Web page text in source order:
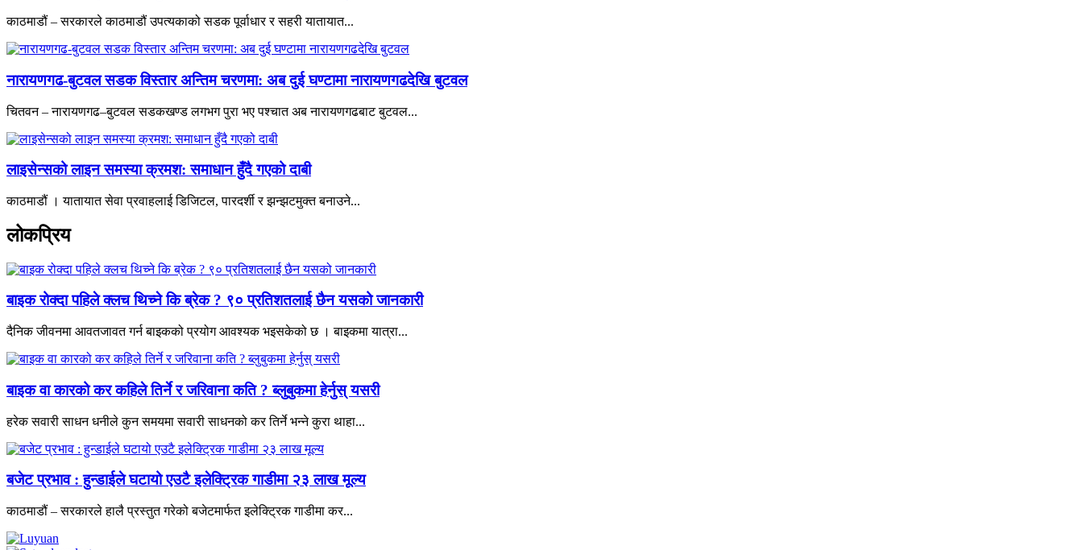
काठमाडौं – सरकारले काठमाडौं उपत्यकाको सडक पूर्वाधार र सहरी यातायात...
नारायणगढ-बुटवल सडक विस्तार अन्तिम चरणमा: अब दुई घण्टामा नारायणगढदेखि बुटवल
चितवन – नारायणगढ–बुटवल सडकखण्ड लगभग पुरा भए पश्चात अब नारायणगढबाट बुटवल...
लाइसेन्सको लाइन समस्या क्रमश: समाधान हुँदै गएको दाबी
काठमाडौं । यातायात सेवा प्रवाहलाई डिजिटल, पारदर्शी र झन्झटमुक्त बनाउने...
लोकप्रिय
बाइक रोक्दा पहिले क्लच थिच्ने कि ब्रेक ? ९० प्रतिशतलाई छैन यसको जानकारी
दैनिक जीवनमा आवतजावत गर्न बाइकको प्रयोग आवश्यक भइसकेको छ । बाइकमा यात्रा...
बाइक वा कारको कर कहिले तिर्ने र जरिवाना कति ? ब्लुबुकमा हेर्नुस् यसरी
हरेक सवारी साधन धनीले कुन समयमा सवारी साधनको कर तिर्ने भन्ने कुरा थाहा...
बजेट प्रभाव : हुन्डाईले घटायो एउटै इलेक्ट्रिक गाडीमा २३ लाख मूल्य
काठमाडौं – सरकारले हालै प्रस्तुत गरेको बजेटमार्फत इलेक्ट्रिक गाडीमा कर...